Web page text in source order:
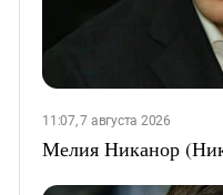
11:07, 7 августа 2026
Мелия Никанор